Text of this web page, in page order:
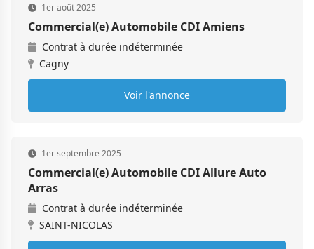
1er août 2025
Commercial(e) Automobile CDI Amiens
Contrat à durée indéterminée
Cagny
Voir l'annonce
1er septembre 2025
Commercial(e) Automobile CDI Allure Auto
Arras
Contrat à durée indéterminée
SAINT-NICOLAS